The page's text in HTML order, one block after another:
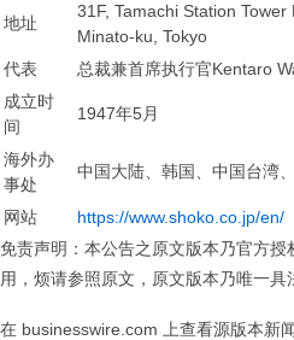
地址
31F, Tamachi Station
Minato-ku, Tokyo
代表
总裁兼首席执行官Kentaro
成立时
间
1947年5月
海外办
事处
中国大陆、韩国、中国台湾
网站
https://www.shoko.co.jp/en/
免责声明：本公告之原文版本乃官方授
用，烦请参照原文，原文版本乃唯一具
在 businesswire.com 上查看源版本新